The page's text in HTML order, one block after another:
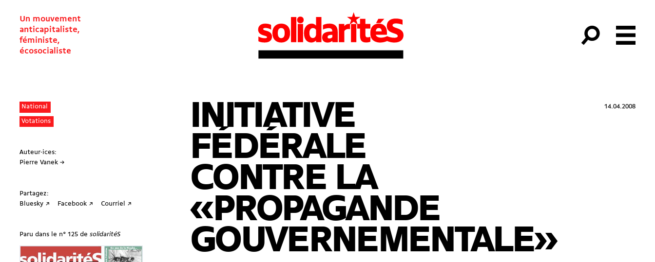
Un mouvement
anticapitaliste,
féministe,
écosocialiste
National
Votations
Auteur·ices:
Pierre Vanek →
Partagez:
Bluesky ↗
Facebook ↗ Courriel ↗
Paru dans le n° 125 de solidaritéS
14.04.2008
INITIATIVE
FÉDÉRALE
CONTRE LA
«PROPAGANDE
GOUVERNEMENTALE»